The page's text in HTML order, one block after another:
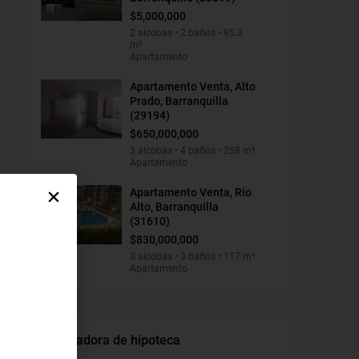
$5,000,000
2 alcobas • 2 baños • 95.3
m²
Apartamento
Apartamento Venta, Alto
Prado, Barranquilla
(29194)
$650,000,000
3 alcobas • 4 baños • 258 m²
Apartamento
Apartamento Venta, Río
Alto, Barranquilla
(31610)
$830,000,000
3 alcobas • 3 baños • 117 m²
Apartamento
Calculadora de hipoteca